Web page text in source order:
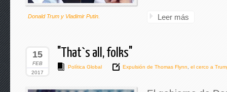
Donald Trum y Vladimir Putin. Leer más
15
FEB
2017
"That`s all, folks"
Política Global Expulsión de Thomas Flynn el cerco a